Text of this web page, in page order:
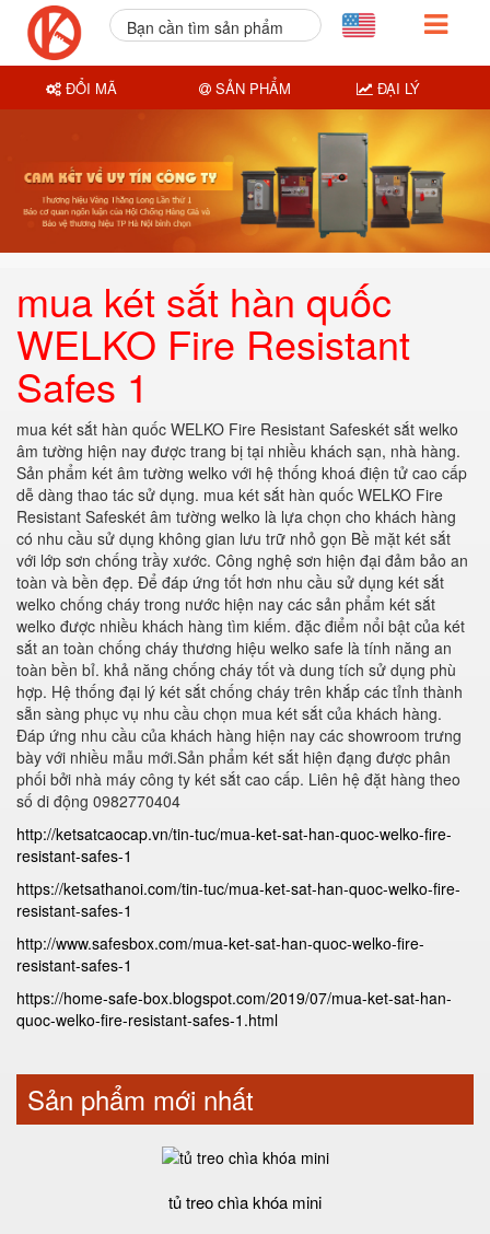
mua két sắt hàn quốc
WELKO Fire Resistant
Safes 1
mua két sắt hàn quốc WELKO Fire Resistant Safeskét sắt welko
âm tường hiện nay được trang bị tại nhiều khách sạn, nhà hàng.
Sản phẩm két âm tường welko với hệ thống khoá điện tử cao cấp
dễ dàng thao tác sử dụng. mua két sắt hàn quốc WELKO Fire
Resistant Safeskét âm tường welko là lựa chọn cho khách hàng
có nhu cầu sử dụng không gian lưu trữ nhỏ gọn Bề mặt két sắt
với lớp sơn chống trầy xước. Công nghệ sơn hiện đại đảm bảo an
toàn và bền đẹp. Để đáp ứng tốt hơn nhu cầu sử dụng két sắt
welko chống cháy trong nước hiện nay các sản phẩm két sắt
welko được nhiều khách hàng tìm kiếm. đặc điểm nổi bật của két
sắt an toàn chống cháy thương hiệu welko safe là tính năng an
toàn bền bỉ. khả năng chống cháy tốt và dung tích sử dụng phù
hợp. Hệ thống đại lý két sắt chống cháy trên khắp các tỉnh thành
sẵn sàng phục vụ nhu cầu chọn mua két sắt của khách hàng.
Đáp ứng nhu cầu của khách hàng hiện nay các showroom trưng
bày với nhiều mẫu mới.Sản phẩm két sắt hiện đạng được phân
phối bởi nhà máy công ty két sắt cao cấp. Liên hệ đặt hàng theo
số di động 0982770404
http://ketsatcaocap.vn/tin-tuc/mua-ket-sat-han-quoc-welko-fire-
resistant-safes-1
https://ketsathanoi.com/tin-tuc/mua-ket-sat-han-quoc-welko-fire-
resistant-safes-1
http://www.safesbox.com/mua-ket-sat-han-quoc-welko-fire-
resistant-safes-1
https://home-safe-box.blogspot.com/2019/07/mua-ket-sat-han-
quoc-welko-fire-resistant-safes-1.html
Sản phẩm mới nhất
tủ treo chìa khóa mini
Bạn cần tìm sản phẩm
ĐỔI MÃ SẢN PHẨM ĐẠI LÝ